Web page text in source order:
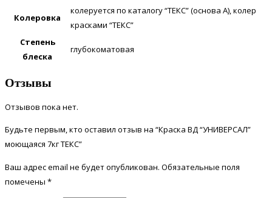
Колеровка
колеруется по каталогу “ТЕКС” (основа А), колер
красками “ТЕКС”
Степень
блеска
глубокоматовая
Отзывы
Отзывов пока нет.
Будьте первым, кто оставил отзыв на “Краска ВД “УНИВЕРСАЛ”
моющаяся 7кг ТЕКС”
Ваш адрес email не будет опубликован. Обязательные поля
помечены *